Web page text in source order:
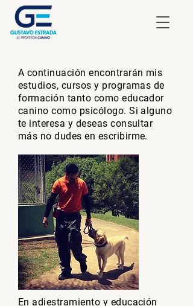
A continuación encontrarán mis
estudios, cursos y programas de
formación tanto como educador
canino como psicólogo. Si alguno
te interesa y deseas consultar
más no dudes en escribirme.
En adiestramiento y educación